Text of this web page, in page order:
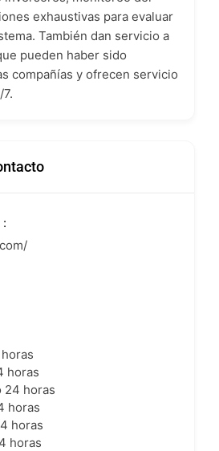
exhaustivas para evaluar
También dan servicio a
pueden haber sido
compañías y ofrecen servicio
horas
24 horas
horas
horas
horas